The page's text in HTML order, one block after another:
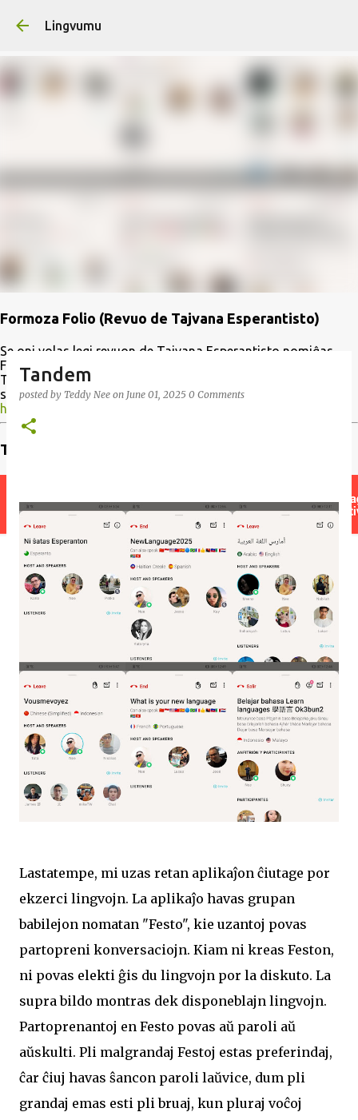
Lingvumu
Formoza Folio (Revuo de Tajvana Esperantisto)
Se oni volas legi revuon de Tajvana Esperantisto nomiĝas
Formoza Folio, jen sed la retejo ne estas oficiala retejo de
Tajvana Esperantisto. Kaj se oni volus kontribui, bonvolu
sendi mesaĝon al mi. Ni ĉiam bezonas artikolojn.
https://www.bitarkivo.org/gazetoj/formozafolio
Trovu instruiston
Tandem
posted by Teddy Nee on June 01, 2025 0 Comments
Lastatempe, mi uzas retan aplikaĵon ĉiutage por
ekzerci lingvojn. La aplikaĵo havas grupan
babilejon nomatan "Festo", kie uzantoj povas
partopreni konversaciojn. Kiam ni kreas Feston,
ni povas elekti ĝis du lingvojn por la diskuto. La
supra bildo montras dek disponeblajn lingvojn.
Partoprenantoj en Festo povas aŭ paroli aŭ
aŭskulti. Pli malgrandaj Festoj estas preferindaj,
ĉar ĉiuj havas ŝancon paroli laŭvice, dum pli
grandaj emas esti pli bruaj, kun pluraj voĉoj